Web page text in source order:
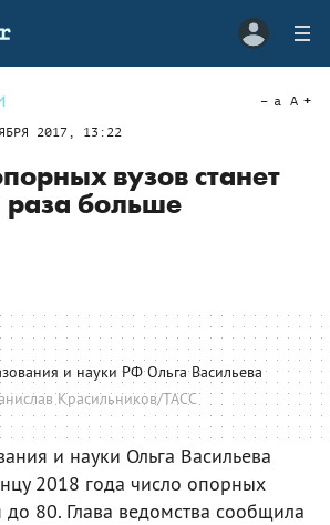
2017, 13:22
a A
вузов станет
раза больше
и науки РФ Ольга Васильева
Красильников/ТАСС
и науки Ольга Васильева
2018 года число опорных
до 80. Глава ведомства сообщила